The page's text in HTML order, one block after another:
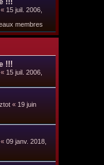
« 15 juil. 2006,
membres
!!!
« 15 juil. 2006,
« 19 juin
« 09 janv. 2018,